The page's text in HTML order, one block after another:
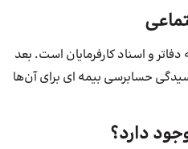
و اسناد کارفرمایان است. بعد
حسابرسی بیمه ای برای آن‌ها
دارد؟